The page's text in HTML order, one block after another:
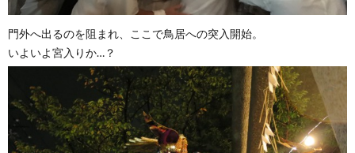
門外へ出るのを阻まれ、ここで鳥居への突入開始。
いよいよ宮入りか…？